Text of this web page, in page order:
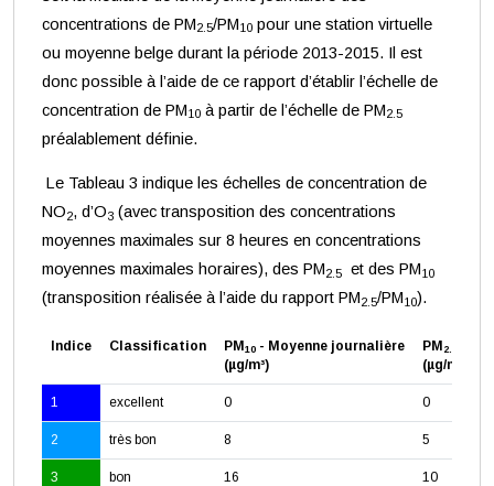
concentrations de PM2.5/PM10 pour une station virtuelle
ou moyenne belge durant la période 2013-2015. Il est
donc possible à l’aide de ce rapport d’établir l’échelle de
concentration de PM10 à partir de l’échelle de PM2.5
préalablement définie.
Le Tableau 3 indique les échelles de concentration de
NO2, d’O3 (avec transposition des concentrations
moyennes maximales sur 8 heures en concentrations
moyennes maximales horaires), des PM2.5 et des PM10
(transposition réalisée à l’aide du rapport PM2.5/PM10).
Indice Classification PM10 - Moyenne journalière
(µg/m³)
PM 2.5
(µg/m³)
1 excellent 0 0
2 très bon 8 5
3 bon 16 10